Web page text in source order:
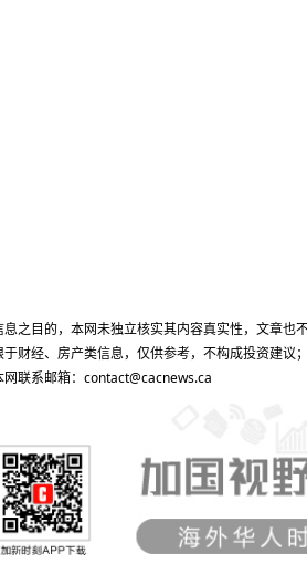
之目的，本网未独立核实其内容真实性，文章也
财经、房产类信息，仅供参考，不构成投资建议
联系邮箱：contact@cacnews.ca